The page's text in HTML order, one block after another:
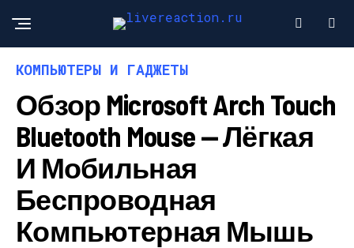
КОМПЬЮТЕРЫ И ГАДЖЕТЫ
Обзор Microsoft Arch Touch
Bluetooth Mouse — Лёгкая
И Мобильная
Беспроводная
Компьютерная Мышь